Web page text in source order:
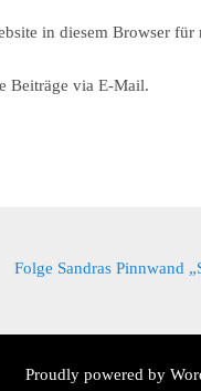
in diesem Browser
Beiträge via E-Mail.
Folge Sandras Pinnwand
Proudly powered by